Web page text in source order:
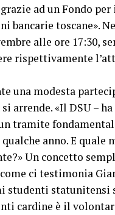
ad un Fondo
bancarie toscane».
alle ore 17:30,
rispettivamente
una modesta
arrende. «Il DSU –
tramite
qualche anno. E
Un concetto
ci testimonia
studenti
cardine è il